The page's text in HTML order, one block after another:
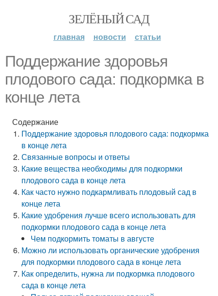
ЗЕЛЁНЫЙ САД
главная новости статьи
Поддержание здоровья
плодового сада: подкормка в
конце лета
Содержание
Поддержание здоровья плодового сада: подкормка
в конце лета
Связанные вопросы и ответы
Какие вещества необходимы для подкормки
плодового сада в конце лета
Как часто нужно подкармливать плодовый сад в
конце лета
Какие удобрения лучше всего использовать для
подкормки плодового сада в конце лета
Чем подкормить томаты в августе
Можно ли использовать органические удобрения
для подкормки плодового сада в конце лета
Как определить, нужна ли подкормка плодового
сада в конце лета